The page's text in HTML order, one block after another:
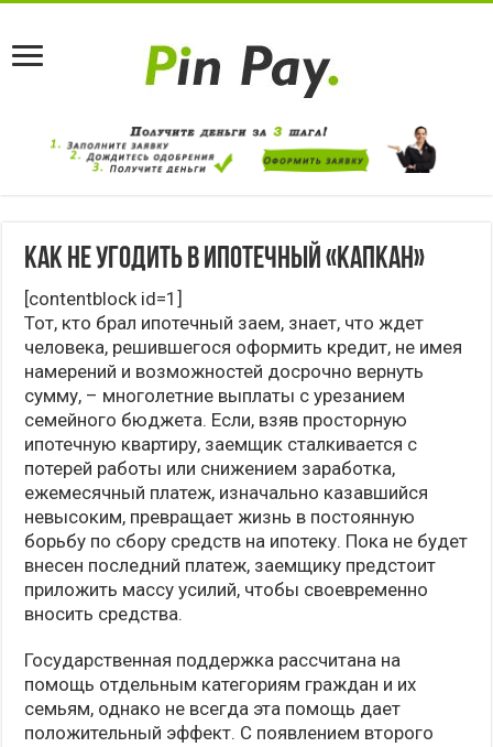
Как не угодить в ипотечный «капкан»
[contentblock id=1]
Тот, кто брал ипотечный заем, знает, что ждет
человека, решившегося оформить кредит, не имея
намерений и возможностей досрочно вернуть
сумму, – многолетние выплаты с урезанием
семейного бюджета. Если, взяв просторную
ипотечную квартиру, заемщик сталкивается с
потерей работы или снижением заработка,
ежемесячный платеж, изначально казавшийся
невысоким, превращает жизнь в постоянную
борьбу по сбору средств на ипотеку. Пока не будет
внесен последний платеж, заемщику предстоит
приложить массу усилий, чтобы своевременно
вносить средства.
Государственная поддержка рассчитана на
помощь отдельным категориям граждан и их
семьям, однако не всегда эта помощь дает
положительный эффект. С появлением второго